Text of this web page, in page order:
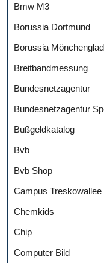
Bmw M3
Borussia Dortmund
Borussia
Breitbandmessung
Bundesnetzagentur
Bundesnetzagentur
Bußgeldkatalog
Bvb
Bvb Shop
Campus Treskowallee
Chemkids
Chip
Computer Bild